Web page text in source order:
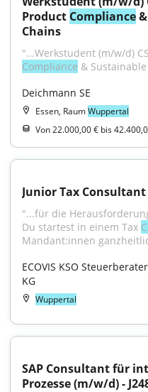
Product Compliance
Chains
Compliance &
Deichmann SE
Essen, RaumWuppertal
Von 22.000,00 € bis
Junior Tax
"...für die
Du startest in einem Tax
Mandant:innen
ECOVIS KSO
KG
Wuppertal
SAP Consultant für
Prozesse (m/w/d) -